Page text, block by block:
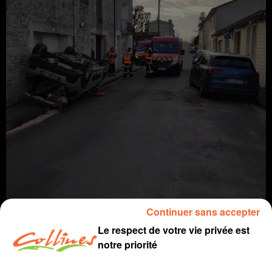
Le respect de votre vie privée est
notre priorité
Continuer sans accepter